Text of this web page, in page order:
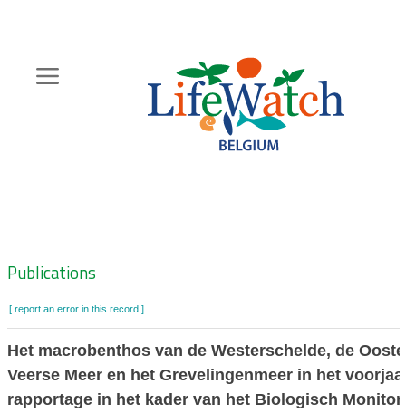
content
Zoeknavigatie
Publications
[ report an error in this record ]
Het macrobenthos van de Westerschelde, de
Veerse Meer en het Grevelingenmeer in het
rapportage in het kader van het Biologisch